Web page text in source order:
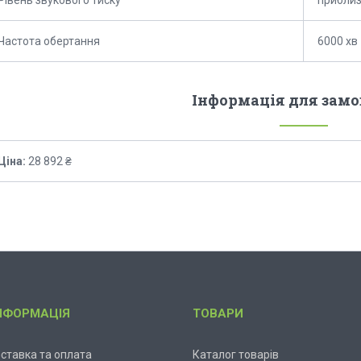
обертання 6000 хв
Інформація для
28 892 ₴
та оплата
ТОВАРИ
Каталог товарів